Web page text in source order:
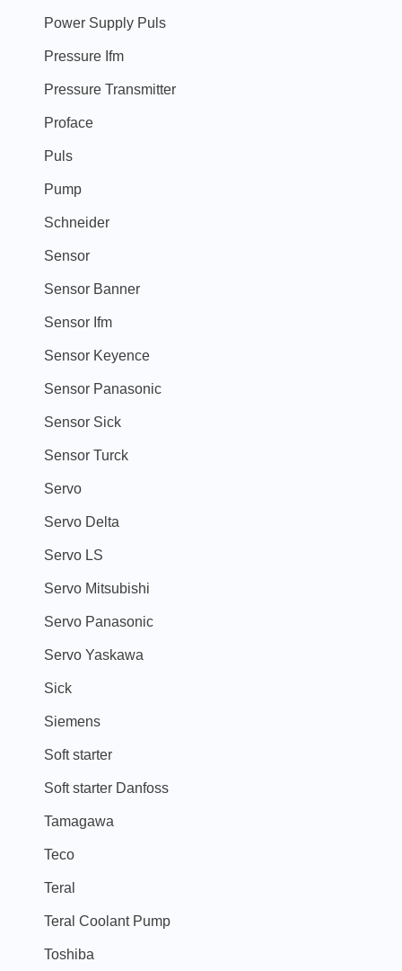
Power Supply Puls
Pressure Ifm
Pressure Transmitter
Proface
Puls
Pump
Schneider
Sensor
Sensor Banner
Sensor Ifm
Sensor Keyence
Sensor Panasonic
Sensor Sick
Sensor Turck
Servo
Servo Delta
Servo LS
Servo Mitsubishi
Servo Panasonic
Servo Yaskawa
Sick
Siemens
Soft starter
Soft starter Danfoss
Tamagawa
Teco
Teral
Teral Coolant Pump
Toshiba